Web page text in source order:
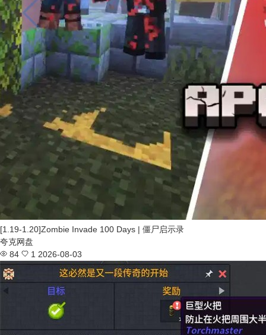
[1.19-1.20]Zombie Invade 100 Days | 僵尸启示录
夸克网盘
84
1 2026-08-03